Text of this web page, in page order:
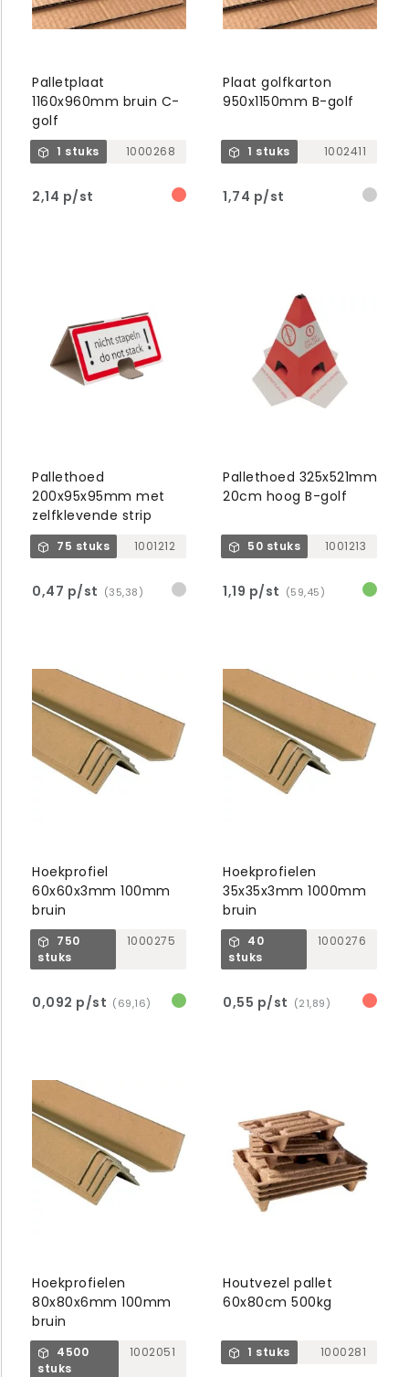
Palletplaat
1160x960mm bruin C-
golf
1 stuks 1000268
2,14 p/st
Plaat golfkarton
950x1150mm B-golf
1 stuks 1002411
1,74 p/st
Pallethoed
200x95x95mm met
zelfklevende strip
75 stuks 1001212
0,47 p/st (35,38)
Pallethoed 325x521mm
20cm hoog B-golf
50 stuks 1001213
1,19 p/st (59,45)
Hoekprofiel
60x60x3mm 100mm
bruin
750
stuks
1000275
0,092 p/st (69,16)
Hoekprofielen
35x35x3mm 1000mm
bruin
40
stuks
1000276
0,55 p/st (21,89)
Hoekprofielen
80x80x6mm 100mm
bruin
4500
stuks
1002051
Houtvezel pallet
60x80cm 500kg
1 stuks 1000281